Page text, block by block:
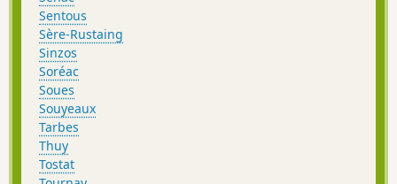
Sentous
Sère-Rustaing
Sinzos
Soréac
Soues
Souyeaux
Tarbes
Thuy
Tostat